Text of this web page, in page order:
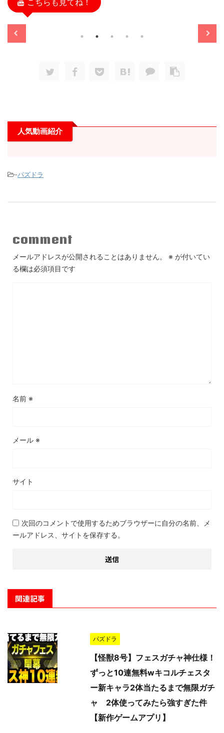
こちらも見てね！
11/13
人気動画紹介
-パズドラ
comment
メールアドレスが公開されることはありません。 ※ が付いてい
る欄は必須項目です
名前 ※
メール ※
サイト
次回のコメントで使用するためブラウザーに自分の名前、メ
ールアドレス、サイトを保存する。
関連記事
パズドラ
【怪獣8号】フェスガチャ神仕様！
ずっと10連無料wキコルチェスタ
ー新キャラ2体当たるまで無限ガチ
ャ 2体使ってみたら強すぎた件
【新作ゲームアプリ】